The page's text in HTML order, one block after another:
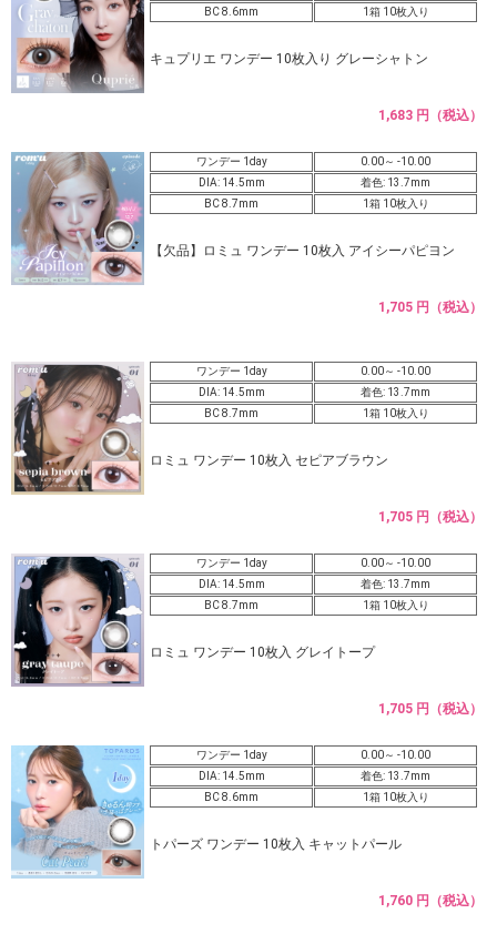
BC 8.6mm
1箱 10枚入り
キュプリエ ワンデー 10枚入り グレーシャトン
1,683 円（税込）
ワンデー 1day
0.00～ -10.00
DIA: 14.5mm
着色: 13.7mm
BC 8.7mm
1箱 10枚入り
【欠品】ロミュ ワンデー 10枚入 アイシーパピヨン
1,705 円（税込）
ワンデー 1day
0.00～ -10.00
DIA: 14.5mm
着色: 13.7mm
BC 8.7mm
1箱 10枚入り
ロミュ ワンデー 10枚入 セピアブラウン
1,705 円（税込）
ワンデー 1day
0.00～ -10.00
DIA: 14.5mm
着色: 13.7mm
BC 8.7mm
1箱 10枚入り
ロミュ ワンデー 10枚入 グレイトープ
1,705 円（税込）
ワンデー 1day
0.00～ -10.00
DIA: 14.5mm
着色: 13.7mm
BC 8.6mm
1箱 10枚入り
トパーズ ワンデー 10枚入 キャットパール
1,760 円（税込）